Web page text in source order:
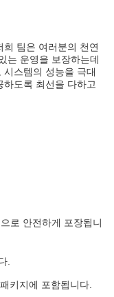
팀은 여러분의 천연
는 운영을 보장하는데
스템의 성능을 극대
도록 최선을 다하고
로 안전하게 포장됩니
.
키지에 포함됩니다.